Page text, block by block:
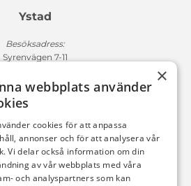
Ystad
Besöksadress:
Syrenvägen 7-11
Fakturaadress:
Bil AB /ePP
Fack 110684
10654 Stockholm
innehålla referensnummer!
556225-9142
×
webbplats använder
cookies för att anpassa
annonser och för att analysera vår
Vi delar också information om din
av vår webbplats med våra
och analyspartners som kan